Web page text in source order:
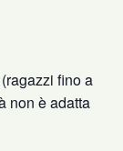
fino a
non è adatta